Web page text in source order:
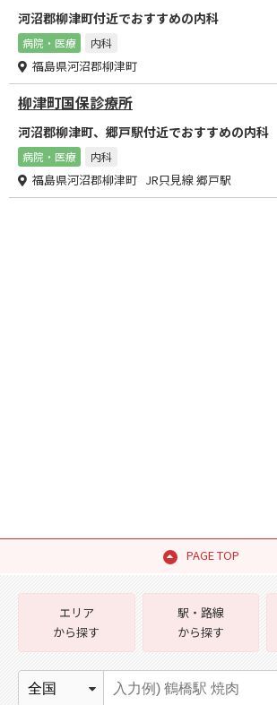
河沼郡柳津町付近でおすすめの内科
病院・医療 内科
福島県河沼郡柳津町
柳津町国保診療所
河沼郡柳津町、郷戸駅付近でおすすめの内科
病院・医療 内科
福島県河沼郡柳津町 JR只見線 郷戸駅
PAGE TOP
エリア
から探す
駅・路線
から探す